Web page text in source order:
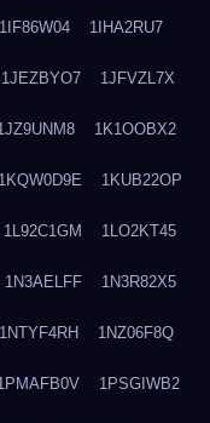
1IF86W04 1IHA2RU7
1JEZBYO7 1JFVZL7X
1K1OOBX2
1KQW0D9E 1KUB22OP
1L92C1GM 1LO2KT45
1N3AELFF 1N3R82X5
1NTYF4RH 1NZ06F8Q
1PSGIWB2